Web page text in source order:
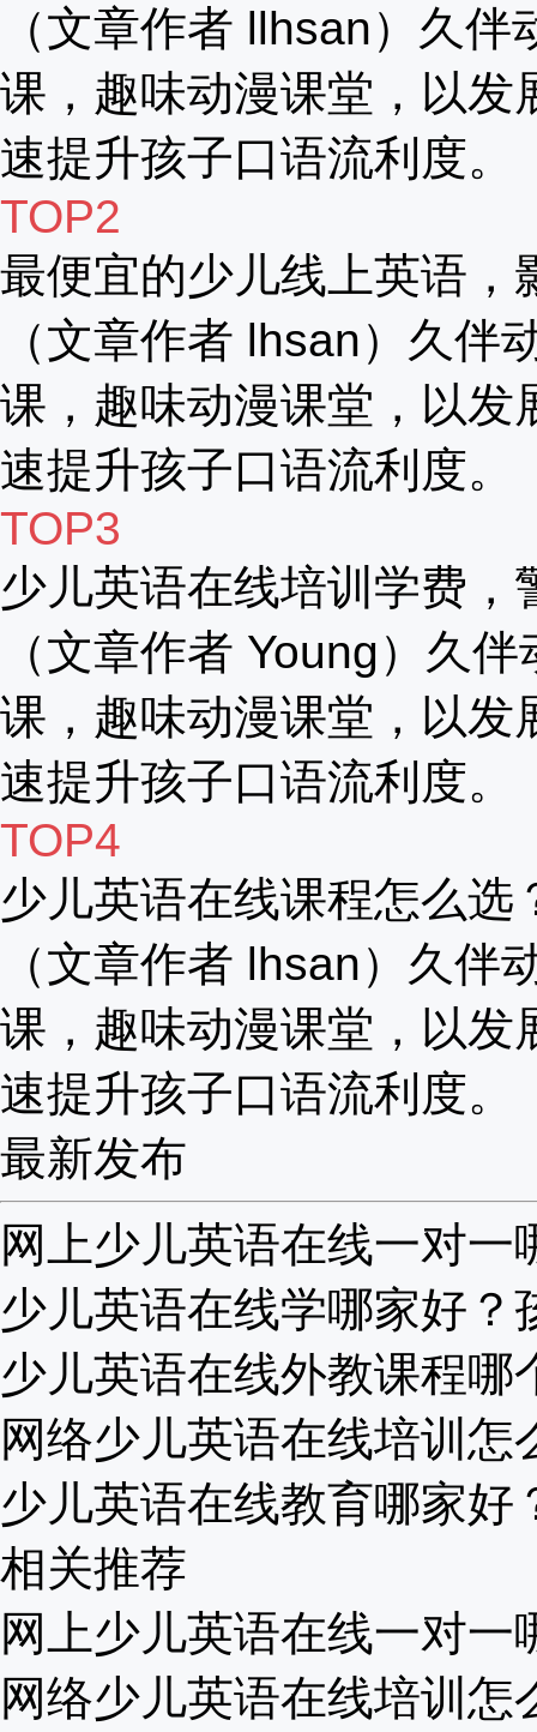
（文章作者 llhsan）久
课，趣味动漫课堂，以发
速提升孩子口语流利度。
TOP2
最便宜的少儿线上英语，
（文章作者 lhsan）久伴
课，趣味动漫课堂，以发
速提升孩子口语流利度。
TOP3
少儿英语在线培训学费
（文章作者 Young）久
课，趣味动漫课堂，以发
速提升孩子口语流利度。
TOP4
少儿英语在线课程怎么
（文章作者 lhsan）久伴
课，趣味动漫课堂，以发
速提升孩子口语流利度。
最新发布
网上少儿英语在线一对一
少儿英语在线学哪家好？
少儿英语在线外教课程哪
网络少儿英语在线培训怎
少儿英语在线教育哪家好
相关推荐
网上少儿英语在线一对一
网络少儿英语在线培训怎